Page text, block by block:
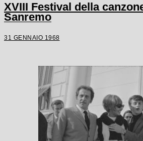
XVIII Festival della
Sanremo
31 GENNAIO 1968